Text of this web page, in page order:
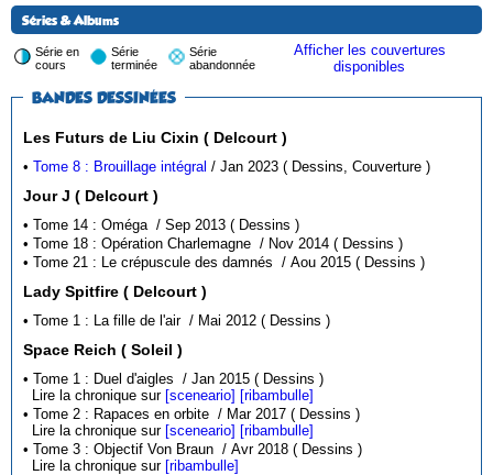
Séries & Albums
Série en
cours
Série
terminée
Série
abandonnée
Afficher les couvertures
disponibles
BANDES DESSINÉES
Les Futurs de Liu Cixin ( Delcourt )
•Tome 8 : Brouillage intégral / Jan 2023 ( Dessins, Couverture )
Jour J ( Delcourt )
• Tome 14 : Oméga / Sep 2013 ( Dessins )
• Tome 18 : Opération Charlemagne / Nov 2014 ( Dessins )
• Tome 21 : Le crépuscule des damnés / Aou 2015 ( Dessins )
Lady Spitfire ( Delcourt )
• Tome 1 : La fille de l'air / Mai 2012 ( Dessins )
Space Reich ( Soleil )
• Tome 1 : Duel d'aigles / Jan 2015 ( Dessins )
Lire la chronique sur [sceneario] [ribambulle]
• Tome 2 : Rapaces en orbite / Mar 2017 ( Dessins )
Lire la chronique sur [sceneario] [ribambulle]
• Tome 3 : Objectif Von Braun / Avr 2018 ( Dessins )
Lire la chronique sur [ribambulle]